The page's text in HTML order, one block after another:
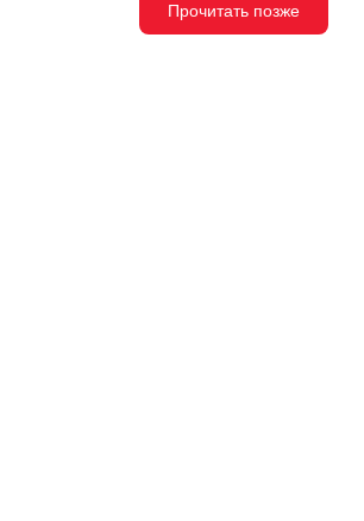
Прочитать позже